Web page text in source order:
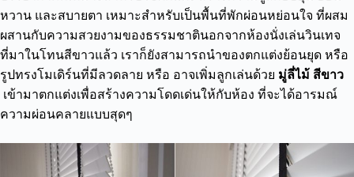
หวาน และสบายตา เหมาะสำหรับเป็นพื้นที่พักผ่อนหย่อนใจ ที่ผสม
ผสานกับความสวยงามของธรรมชาตินอกจากห้องนั่งเล่นวินเทจ
ที่มาในโทนสีขาวแล้ว เราก็ยังสามารถนำของตกแต่งย้อนยุด หรือ
รูปทรงโมเดิร์นที่มีลวดลาย หรือ อาจเพิ่มลูกเล่นด้วย มู่ลี่ไม้ สีขาว
เข้ามาตกแต่งเพื่อสร้างความโดดเด่นให้กับห้อง ที่จะได้อารมณ์
ความผ่อนคลายแบบสุดๆ